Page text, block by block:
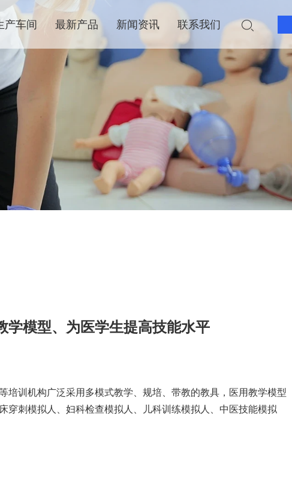
产车间 最新产品 新闻资讯 联系我们
学模型、为医学生提高技能水平
培训机构广泛采用多模式教学、规培、带教的教具，医用教学模型
穿刺模拟人、妇科检查模拟人、儿科训练模拟人、中医技能模拟